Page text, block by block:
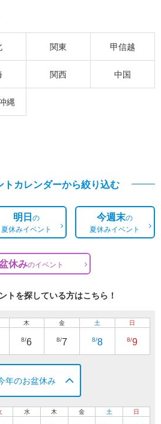
関東 甲信越
関西 中国
縄
トカレンダーから絞り込む
明日の
夏休みイベント
今週末の
夏休みイベント
休みのイベント
トを探している方はこちら！
木
8/6
金
8/7
土
8/8
日
8/9
年のお盆休み
水 木 金 土 日